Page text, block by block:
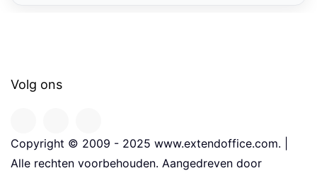
Volg ons
Copyright © 2009 - 2025 www.extendoffice.com. |
Alle rechten voorbehouden. Aangedreven door